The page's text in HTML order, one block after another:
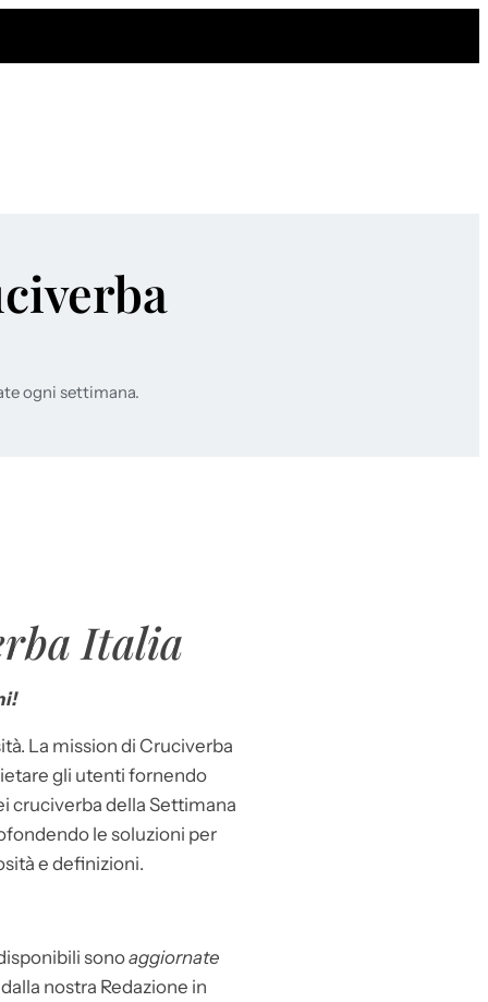
ogni settimana.
Italia
La mission di Cruciverba
gli utenti fornendo
cruciverba della Settimana
le soluzioni per
e definizioni.
sonoaggiornate
dalla nostra Redazione in